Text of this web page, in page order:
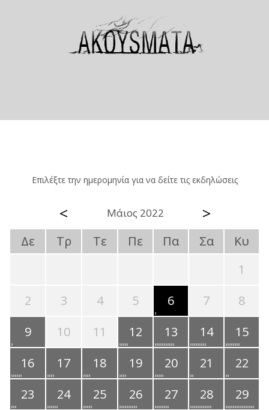
Επιλέξτε την ημερομηνία για να δείτε τις εκδηλώσεις
< Μάιος 2022 >
Δε Τρ Τε Πε Πα Σα
Κυ
1
2
3 4 5 6 7
8
9
10 11 12 13 14
15
16
17 18 19 20 21
22
23
24 25 26 27 28 29